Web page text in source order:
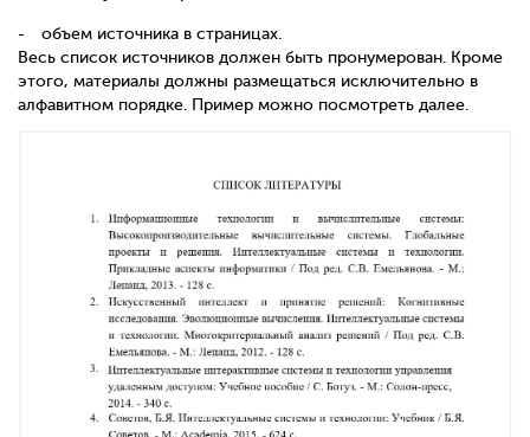
объем источника в страницах.
Весь список источников должен быть пронумерован. Кроме
этого, материалы должны размещаться исключительно в
алфавитном порядке. Пример можно посмотреть далее.